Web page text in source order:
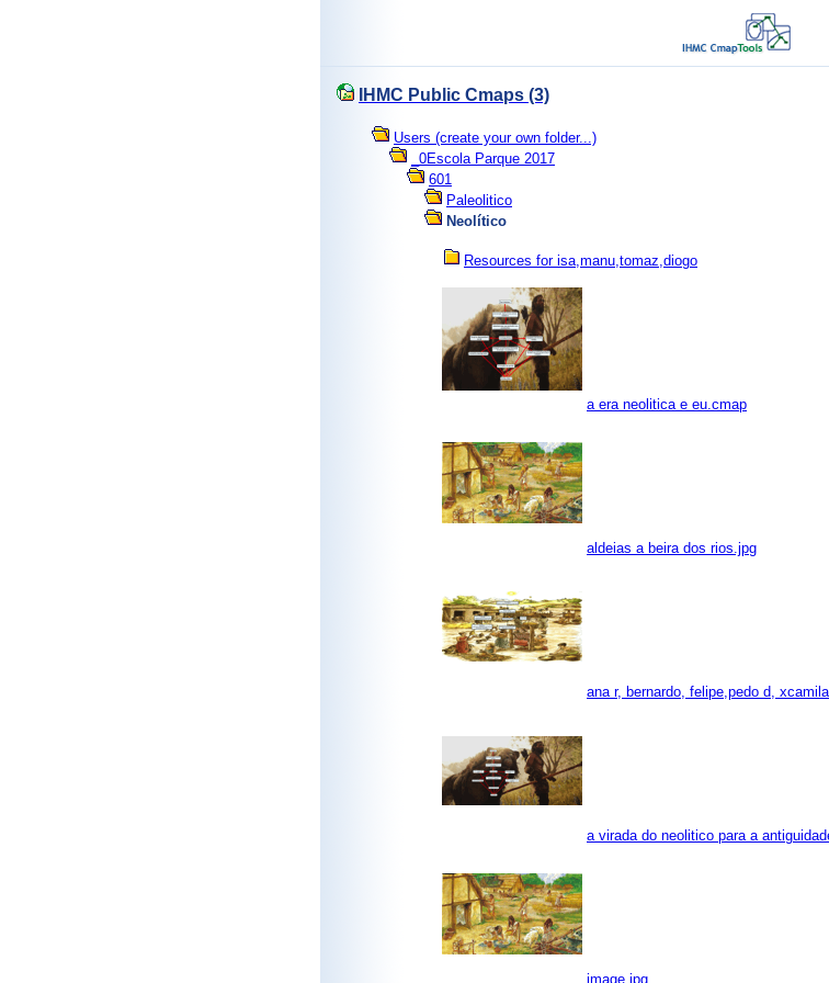
IHMC Public Cmaps (3)
Users (create your own folder...)
_0Escola Parque 2017
601
Paleolitico
Neolítico
Resources for isa,manu,tomaz,diogo
a era neolitica e eu.cmap
aldeias a beira dos rios.jpg
ana r, bernardo, felipe,pedo d,
a virada do neolitico para a
image.jpg